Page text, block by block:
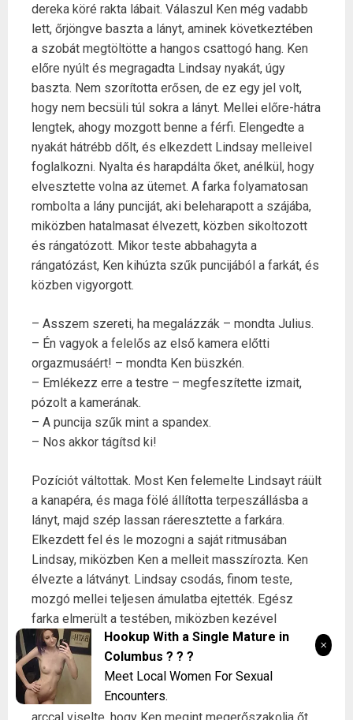
dereka köré rakta lábait. Válaszul Ken még vadabb
lett, őrjöngve baszta a lányt, aminek következtében
a szobát megtöltötte a hangos csattogó hang. Ken
előre nyúlt és megragadta Lindsay nyakát, úgy
baszta. Nem szorította erősen, de ez egy jel volt,
hogy nem becsüli túl sokra a lányt. Mellei előre-hátra
lengtek, ahogy mozgott benne a férfi. Elengedte a
nyakát hátrébb dőlt, és elkezdett Lindsay melleivel
foglalkozni. Nyalta és harapdálta őket, anélkül, hogy
elvesztette volna az ütemet. A farka folyamatosan
rombolta a lány punciját, aki beleharapott a szájába,
miközben hatalmasat élvezett, közben sikoltozott
és rángatózott. Mikor teste abbahagyta a
rángatózást, Ken kihúzta szűk puncijából a farkát, és
közben vigyorgott.
– Asszem szereti, ha megalázzák – mondta Julius.
– Én vagyok a felelős az első kamera előtti
orgazmusáért! – mondta Ken büszkén.
– Emlékezz erre a testre – megfeszítette izmait,
pózolt a kamerának.
– A puncija szűk mint a spandex.
– Nos akkor tágítsd ki!
Pozíciót váltottak. Most Ken felemelte Lindsayt ráült
a kanapéra, és maga fölé állította terpeszállásba a
lányt, majd szép lassan ráeresztette a farkára.
Elkezdett fel és le mozogni a saját ritmusában
Lindsay, miközben Ken a melleit masszírozta. Ken
élvezte a látványt. Lindsay csodás, finom teste,
mozgó mellei teljesen ámulatba ejtették. Egész
farka elmerült a testében, miközben kezével
simogatta. Lindsay lassú üteme kezdett unalmassá
válni, ezért Ken a kezeit használta, hogy gyorsabban
mozgassa Lindsayt. Megfogta a fenekét és
elkezdte baszni mint egy őrült. Lindsay fájdalmas
Hookup With a Single Mature in
Columbus ? ? ?
Meet Local Women For Sexual
Encounters.